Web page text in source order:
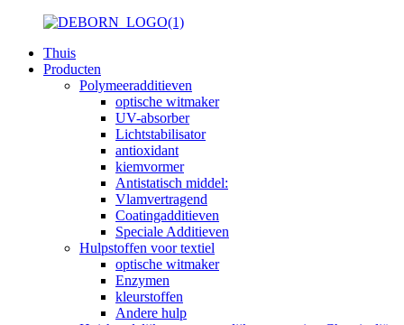
Thuis
Producten
Polymeeradditieven
optische witmaker
UV-absorber
Lichtstabilisator
antioxidant
kiemvormer
Antistatisch middel:
Vlamvertragend
Coatingadditieven
Speciale Additieven
Hulpstoffen voor textiel
optische witmaker
Enzymen
kleurstoffen
Andere hulp